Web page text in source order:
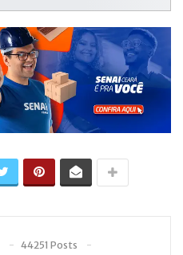
44251 Posts